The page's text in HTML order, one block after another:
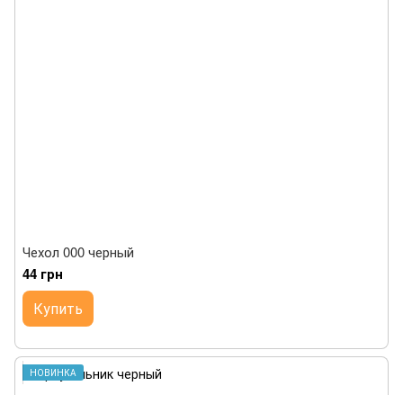
Чехол 000 черный
44 грн
Купить
НОВИНКА